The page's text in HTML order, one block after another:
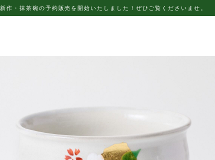
新作・抹茶碗の予約販売を開始いたしました！ぜひご覧くださいませ。